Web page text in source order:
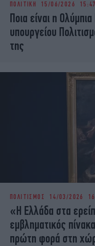
iBOOKS
OSCARS
MEDIA
ΠΟΛΙΤΙΚΗ 15/06/2026 15:47
Ποια είναι η
υπουργείου
της
ΠΟΛΙΤΙΣΜΟΣ 14/03/2026
«Η Ελλάδα στα
εμβληματικός
πρώτη φορά στη